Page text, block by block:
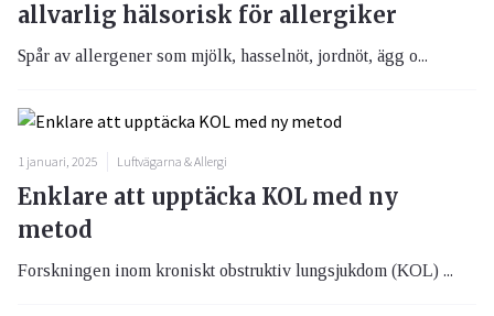
allvarlig hälsorisk för allergiker
Spår av allergener som mjölk, hasselnöt, jordnöt, ägg o...
1 januari, 2025 Luftvägarna & Allergi
Enklare att upptäcka KOL med ny
metod
Forskningen inom kroniskt obstruktiv lungsjukdom (KOL) ...